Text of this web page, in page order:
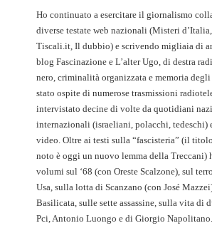
Ho continuato a esercitare il giornalismo
diverse testate web nazionali (Misteri
Tiscali.it, Il dubbio) e scrivendo migliaia di
blog Fascinazione e L’alter Ugo, di destra
nero, criminalità organizzata e memoria
stato ospite di numerose trasmissioni
intervistato decine di volte da quotidiani
internazionali (israeliani, polacchi, tedeschi)
video. Oltre ai testi sulla “fascisteria” (il
noto è oggi un nuovo lemma della Treccani)
volumi sul ‘68 (con Oreste Scalzone), sul
Usa, sulla lotta di Scanzano (con José
Basilicata, sulle sette assassine, sulla vita di
Pci, Antonio Luongo e di Giorgio Napolitano.